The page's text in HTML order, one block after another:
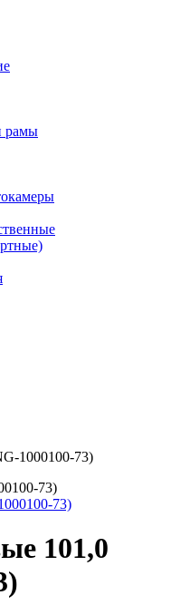
рамы
1000100-73)
73)
101,0